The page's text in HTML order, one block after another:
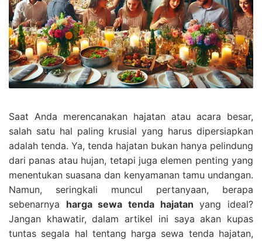
Saat Anda merencanakan hajatan atau acara besar,
salah satu hal paling krusial yang harus dipersiapkan
adalah tenda. Ya, tenda hajatan bukan hanya pelindung
dari panas atau hujan, tetapi juga elemen penting yang
menentukan suasana dan kenyamanan tamu undangan.
Namun, seringkali muncul pertanyaan, berapa
sebenarnya harga sewa tenda hajatan yang ideal?
Jangan khawatir, dalam artikel ini saya akan kupas
tuntas segala hal tentang harga sewa tenda hajatan,